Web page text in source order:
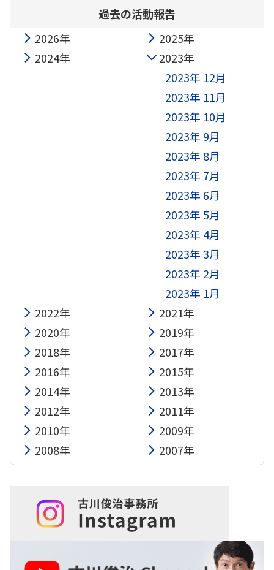
過去の活動報告
2026年
2025年
2024年
2023年
2023年 12月
2023年 11月
2023年 10月
2023年 9月
2023年 8月
2023年 7月
2023年 6月
2023年 5月
2023年 4月
2023年 3月
2023年 2月
2023年 1月
2022年
2021年
2020年
2019年
2018年
2017年
2016年
2015年
2014年
2013年
2012年
2011年
2010年
2009年
2008年
2007年